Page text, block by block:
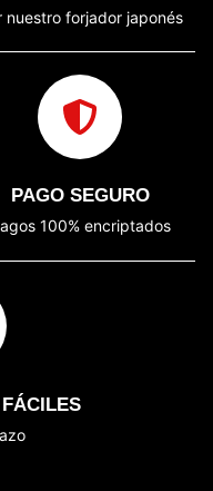
nuestro forjador japonés
PAGO SEGURO
100% encriptados